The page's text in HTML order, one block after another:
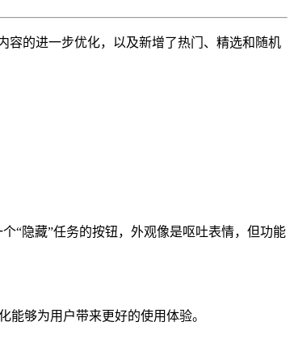
容的进一步优化，以及新增了热门、精选和随机
“隐藏”任务的按钮，外观像是呕吐表情，但功能
够为用户带来更好的使用体验。